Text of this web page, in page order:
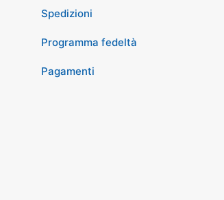
Spedizioni
Programma fedeltà
Pagamenti